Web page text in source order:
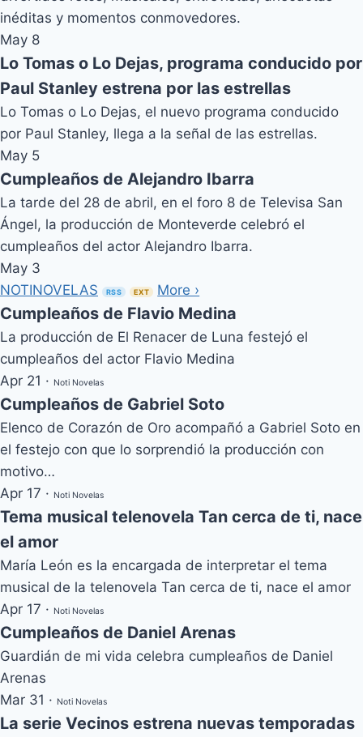
inéditas y momentos conmovedores.
May 8
Lo Tomas o Lo Dejas, programa conducido por
Paul Stanley estrena por las estrellas
Lo Tomas o Lo Dejas, el nuevo programa conducido
por Paul Stanley, llega a la señal de las estrellas.
May 5
Cumpleaños de Alejandro Ibarra
La tarde del 28 de abril, en el foro 8 de Televisa San
Ángel, la producción de Monteverde celebró el
cumpleaños del actor Alejandro Ibarra.
May 3
NOTINOVELAS
RSS EXT More ›
Cumpleaños de Flavio Medina
La producción de El Renacer de Luna festejó el
cumpleaños del actor Flavio Medina
Apr 21 · Noti Novelas
Cumpleaños de Gabriel Soto
Elenco de Corazón de Oro acompañó a Gabriel Soto en
el festejo con que lo sorprendió la producción con
motivo…
Apr 17 · Noti Novelas
Tema musical telenovela Tan cerca de ti, nace
el amor
María León es la encargada de interpretar el tema
musical de la telenovela Tan cerca de ti, nace el amor
Apr 17 · Noti Novelas
Cumpleaños de Daniel Arenas
Guardián de mi vida celebra cumpleaños de Daniel
Arenas
Mar 31 · Noti Novelas
La serie Vecinos estrena nuevas temporadas